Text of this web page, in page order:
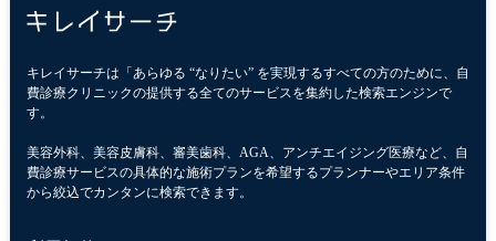
キレイサーチは「あらゆる “なりたい” を実現するすべての方のために、自
費診療クリニックの提供する全てのサービスを集約した検索エンジンで
す。
美容外科、美容皮膚科、審美歯科、AGA、アンチエイジング医療など、自
費診療サービスの具体的な施術プランを希望するプランナーやエリア条件
から絞込でカンタンに検索できます。